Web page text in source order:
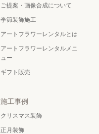
ご提案・画像合成について
季節装飾施工
アートフラワーレンタルとは
アートフラワーレンタルメニ
ュー
ギフト販売
施工事例
クリスマス装飾
正月装飾